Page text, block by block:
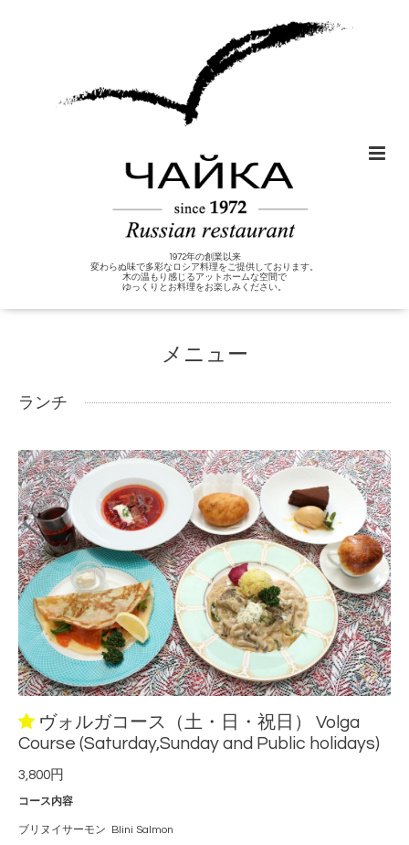
1972年の創業以来
変わらぬ味で多彩なロシア料理をご提供しております。
木の温もり感じるアットホームな空間で
ゆっくりとお料理をお楽しみください。
メニュー
ランチ
ヴォルガコース（土・日・祝日） Volga
Course (Saturday,Sunday and Public holidays)
3,800円
コース内容
ブリヌイサーモン Blini Salmon